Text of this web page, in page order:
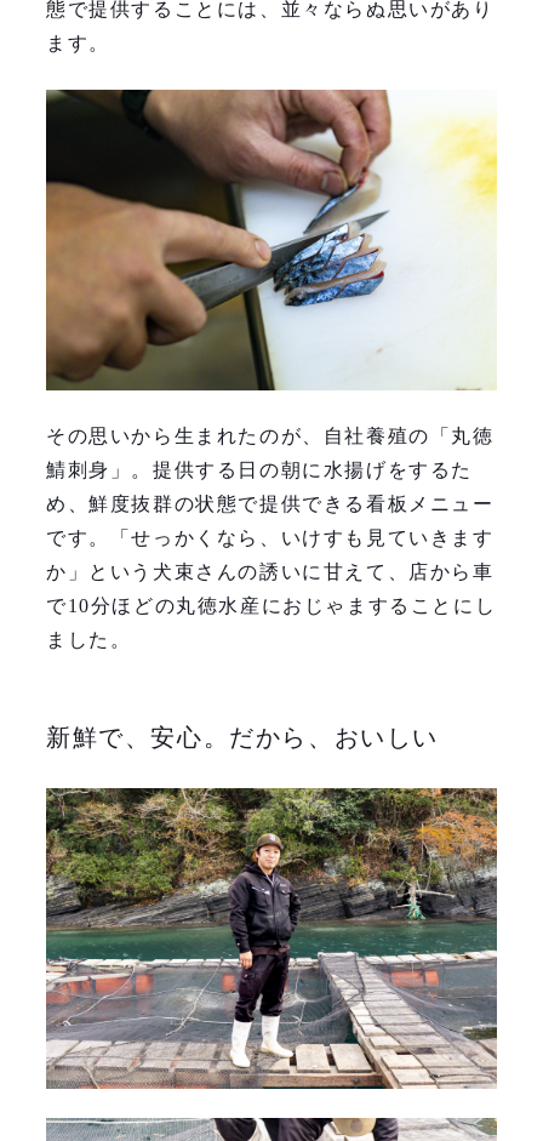
態で提供することには、並々ならぬ思いがあり
ます。
その思いから生まれたのが、自社養殖の「丸徳
鯖刺身」。提供する日の朝に水揚げをするた
め、鮮度抜群の状態で提供できる看板メニュー
です。「せっかくなら、いけすも見ていきます
か」という犬束さんの誘いに甘えて、店から車
で10分ほどの丸徳水産におじゃますることにし
ました。
新鮮で、安心。だから、おいしい